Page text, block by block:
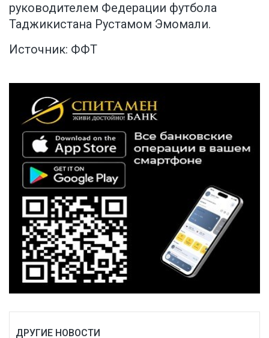
руководителем Федерации футбола
Таджикистана Рустамом Эмомали.
Источник: ФФТ
ДРУГИЕ НОВОСТИ